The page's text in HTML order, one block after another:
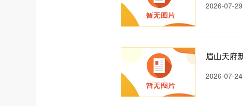
2026-07-29
2026-07-24